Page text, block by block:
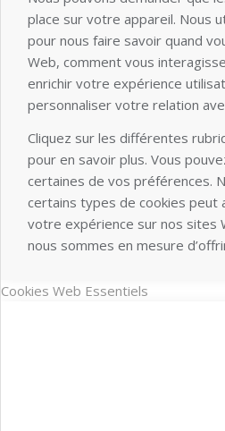
place sur votre appareil. Nous
pour nous faire savoir quand
Web, comment vous
enrichir votre expérience
personnaliser votre relation
Cliquez sur les différentes
pour en savoir plus. Vous
certaines de vos préférences.
certains types de cookies peut
votre expérience sur nos sites
nous sommes en mesure
Cookies Web Essentiels